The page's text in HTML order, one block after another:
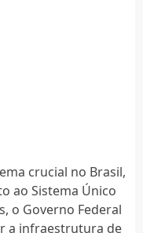
crucial no Brasil,
ao Sistema Único
o Governo Federal
a infraestrutura de